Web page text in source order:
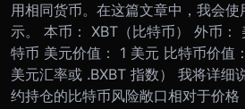
用相同货币。在这篇文章中，我会
示。
本币： XBT（比特币） 外币：
特币 美元价值： 1 美元 比特币价值
美元汇率或 .BXBT 指数）
我将详细
约持仓的比特币风险敞口相对于价